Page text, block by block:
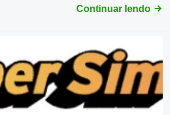
Continuar lendo